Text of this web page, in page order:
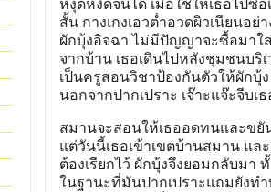
หงุดหงิดจนได้ เมื่อใช้ให้เธอไปซื้
สั้น กางเกงเอวต่ำอวดผิวเนียนอ
ผักบุ้งอิจฉา ไม่มีปัญญาจะซื้อมาใ
จากบ้าน เธอเดินไปหลังชุมชนบ
เป็นครูสอนวิชาป้องกันตัวให้ผักบุ้
นอกจากปากเปราะ เจ๊าะแจ๊ะจีบเธ
สมานจะสอนให้เธออดทนและขยั
แต่วันนี้เธอเข้าเขตบ้านสมาน แ
ต้องเรียกไว้ ผักบุ้งจึงยอมกลับมา
ในฐานะที่มันปากเปราะแถมยังท